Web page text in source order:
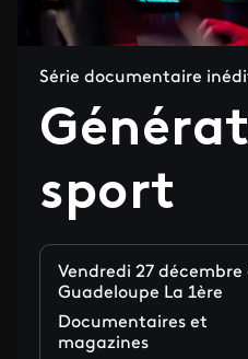
Série documentaire
sport
Vendredi 27 décembre
Guadeloupe La 1ère
Documentaires et
magazines